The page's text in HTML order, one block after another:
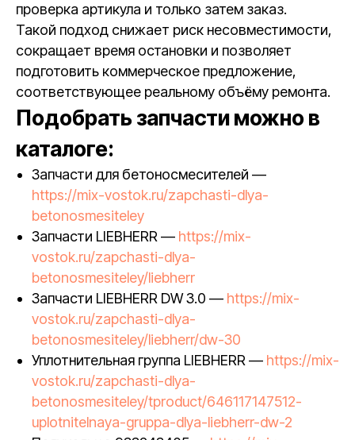
проверка артикула и только затем заказ.
Такой подход снижает риск несовместимости,
сокращает время остановки и позволяет
подготовить коммерческое предложение,
соответствующее реальному объёму ремонта.
Подобрать запчасти можно в
каталоге:
Запчасти для бетоносмесителей —
https://mix-vostok.ru/zapchasti-dlya-
betonosmesiteley
Запчасти LIEBHERR — https://mix-
vostok.ru/zapchasti-dlya-
betonosmesiteley/liebherr
Запчасти LIEBHERR DW 3.0 — https://mix-
vostok.ru/zapchasti-dlya-
betonosmesiteley/liebherr/dw-30
Уплотнительная группа LIEBHERR — https://mix-
vostok.ru/zapchasti-dlya-
betonosmesiteley/tproduct/646117147512-
uplotnitelnaya-gruppa-dlya-liebherr-dw-2